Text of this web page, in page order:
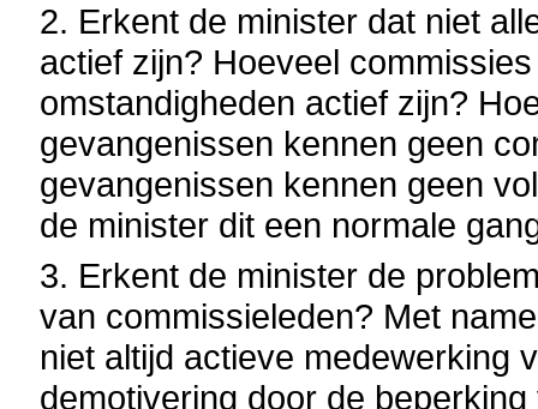
2. Erkent de minister dat niet
actief zijn? Hoeveel
omstandigheden actief zijn?
gevangenissen kennen geen
gevangenissen kennen geen
de minister dit een normale
3. Erkent de minister de
van commissieleden? Met
niet altijd actieve medewerking
demotivering door de